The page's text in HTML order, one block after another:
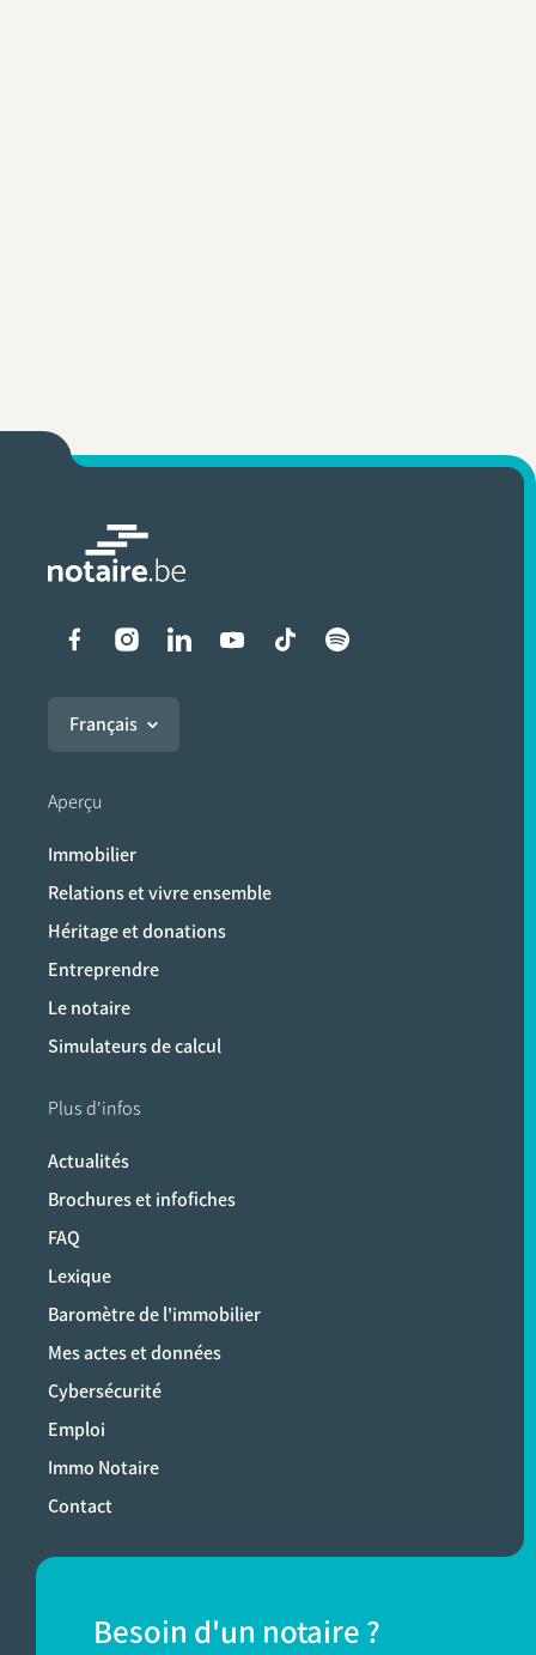
Liens vers les réseaux
Français
Aperçu
Immobilier
Relations et vivre ensemble
Héritage et donations
Entreprendre
Le notaire
Simulateurs de calcul
Plus d'infos
Actualités
Brochures et infofiches
FAQ
Lexique
Baromètre de l'immobilier
Mes actes et données
Cybersécurité
Emploi
Immo Notaire
Contact
Besoin d'un notaire ?